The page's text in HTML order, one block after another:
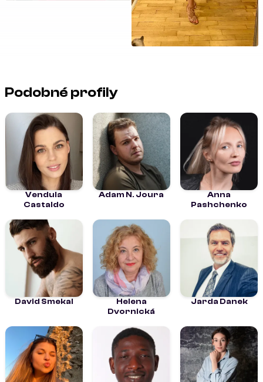
Podobné profily
Vendula
Castaldo
Adam N. Joura
Anna
Pashchenko
David Smekal
Helena
Dvornická
Jarda Danek